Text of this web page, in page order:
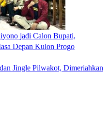
jadi Calon Bupati,
Depan Kulon Progo
Jingle Pilwakot, Dimeriahkan